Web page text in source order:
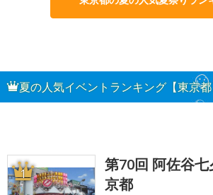
夏の人気イベントランキング【東京都
1
第70回 阿佐谷
京都